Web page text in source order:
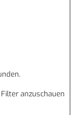
anzuschauen